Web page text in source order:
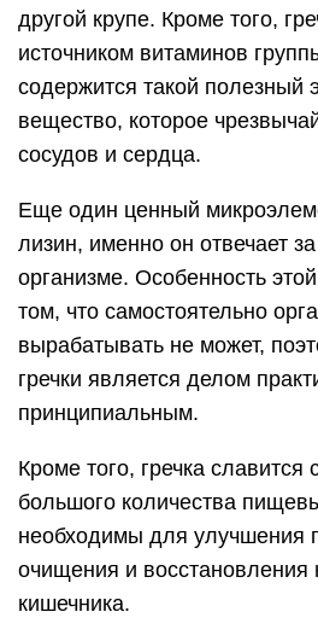
другой крупе. Кроме того,
источником витаминов
содержится такой полезный
вещество, которое
сосудов и сердца.
Еще один ценный
лизин, именно он отвечает
организме. Особенность
том, что самостоятельно
вырабатывать не может,
гречки является делом
принципиальным.
Кроме того, гречка
большого количества
необходимы для улучшения
очищения и
кишечника.